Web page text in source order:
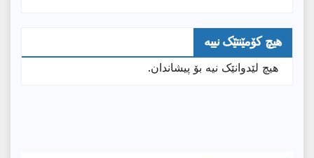
هیچ کۆمێنتێک نییە
هیچ لێدوانێک نیە بۆ پیشاندان.